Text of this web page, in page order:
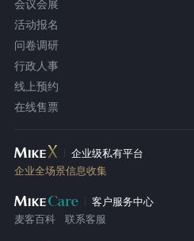
会议会展
活动报名
问卷调研
行政人事
线上预约
在线售票
企业级私有平台
企业全场景信息收集
客户服务中心
麦客百科
联系客服